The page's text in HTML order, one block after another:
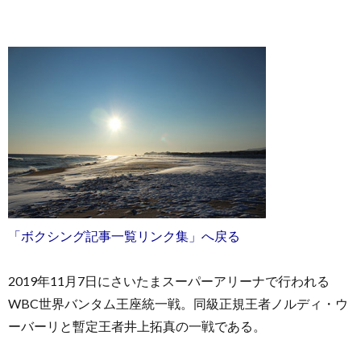
合
「ボクシング記事一覧リンク集」へ戻る
2019年11月7日にさいたまスーパーアリーナで行われる
WBC世界バンタム王座統一戦。同級正規王者ノルディ・ウ
ーバーリと暫定王者井上拓真の一戦である。